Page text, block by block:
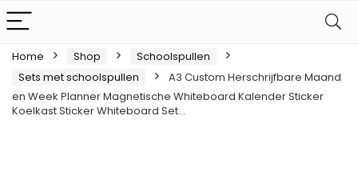
Home Shop
Schoolspullen
Sets met schoolspullen
A3 Custom Herschrijfbare Maand
en Week Planner Magnetische Whiteboard Kalender Sticker
Koelkast Sticker Whiteboard Set…